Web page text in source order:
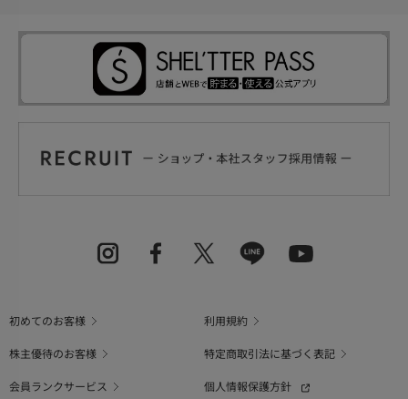
初めてのお客様
利用規約
株主優待のお客様
特定商取引法に基づく表記
会員ランクサービス
個人情報保護方針